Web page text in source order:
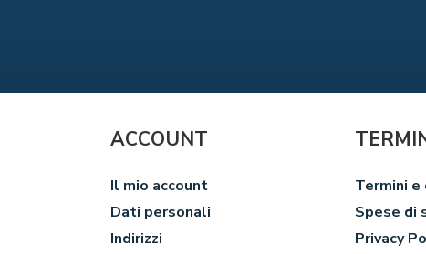
ACCOUNT
Il mio account
Dati personali
Indirizzi
Termini e
Spese di
Privacy